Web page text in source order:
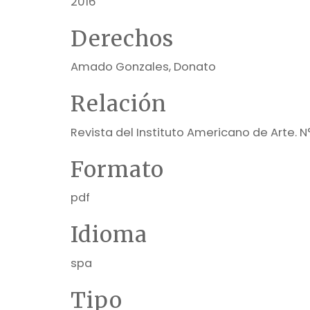
Derechos
Amado Gonzales, Donato
Relación
Revista del Instituto Americano de Arte.
Formato
pdf
Idioma
spa
Tipo